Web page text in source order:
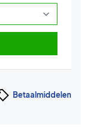
Betaalmiddelen